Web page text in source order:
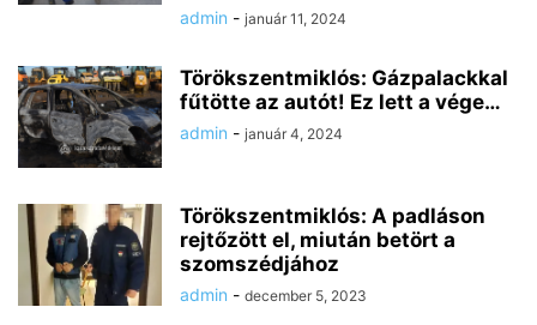
admin - január 11, 2024
Törökszentmiklós: Gázpalackkal
fűtötte az autót! Ez lett a vége…
admin - január 4, 2024
Törökszentmiklós: A padláson
rejtőzött el, miután betört a
szomszédjához
admin - december 5, 2023